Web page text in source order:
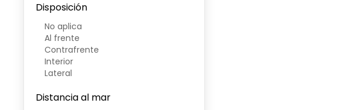
Disposición
No aplica
Al frente
Contrafrente
Interior
Lateral
Distancia al mar